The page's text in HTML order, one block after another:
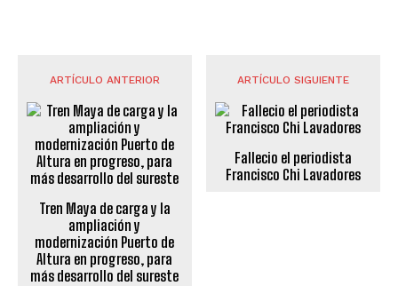
ARTÍCULO ANTERIOR
Tren Maya de carga y la
ampliación y
modernización Puerto de
Altura en progreso, para
más desarrollo del sureste
ARTÍCULO SIGUIENTE
Fallecio el periodista
Francisco Chi Lavadores